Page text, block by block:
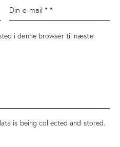
i denne browser til næste
is beingcollected and stored.